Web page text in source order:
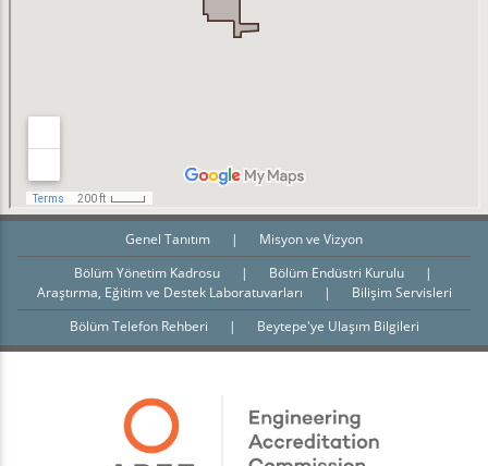
Genel Tanıtım |
Misyon ve Vizyon
Bölüm Yönetim Kadrosu
| Bölüm Endüstri Kurulu
|
Araştırma, Eğitim ve Destek Laboratuvarları
|
Bilişim Servisleri
Bölüm Telefon Rehberi
| Beytepe'ye Ulaşım Bilgileri